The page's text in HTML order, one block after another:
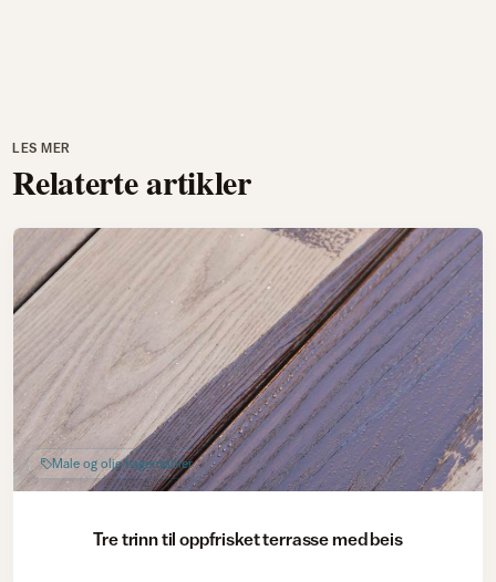
LES MER
Relaterte artikler
Male og olje hagemøbler
Tre trinn til oppfrisket terrasse med beis